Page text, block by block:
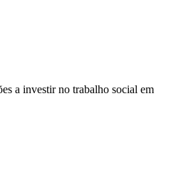
a investir no trabalho social em